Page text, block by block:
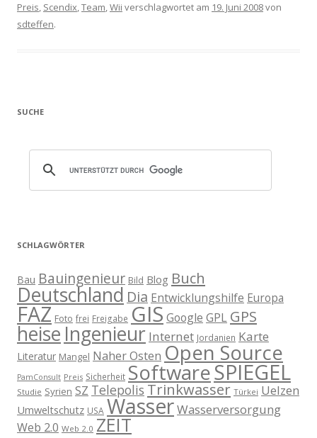
Preis, Scendix,Team,Wii verschlagwortet am 19. Juni 2008von
sdteffen.
SUCHE
SCHLAGWÖRTER
Bau Bauingenieur Bild Blog Buch
Deutschland Dia Entwicklungshilfe Europa
FAZ Foto frei Freigabe GIS Google GPL GPS
heise Ingenieur Internet Jordanien Karte
Literatur Mangel Naher Osten Open Source
PamConsult Preis Sicherheit SoftwareSPIEGEL
Studie Syrien SZ Telepolis Trinkwasser Türkei Uelzen
Umweltschutz USA WasserWasserversorgung
Web 2.0 Web 2.0 ZEIT